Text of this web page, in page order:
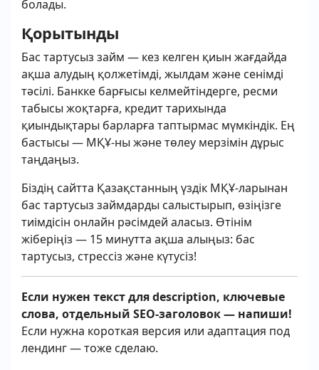
болады.
Қорытынды
Бас тартусыз займ — кез келген қиын жағдайда
ақша алудың қолжетімді, жылдам және сенімді
тәсілі. Банкке барғысы келмейтіндерге, ресми
табысы жоқтарға, кредит тарихында
қиындықтары барларға таптырмас мүмкіндік. Ең
бастысы — МҚҰ-ны және төлеу мерзімін дұрыс
таңдаңыз.
Біздің сайтта Қазақстанның үздік МҚҰ-ларынан
бас тартусыз займдарды салыстырып, өзіңізге
тиімдісін онлайн рәсімдей аласыз. Өтінім
жіберіңіз — 15 минутта ақша алыңыз: бас
тартусыз, стрессіз және күтусіз!
Если нужен текст для description, ключевые
слова, отдельный SEO-заголовок — напиши!
Если нужна короткая версия или адаптация под
лендинг — тоже сделаю.